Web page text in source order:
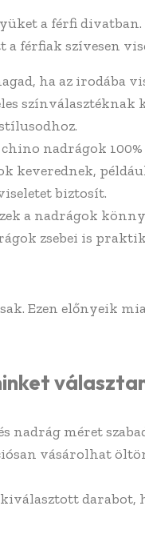
a férfi divatban.
a férfiak szívesen
ha az irodába
színválasztéknak
nadrágok
keverednek,
biztosít.
a nadrágok
zsebei is
Ezen előnyeik
nadrág méret
vásárolhat
darabot,